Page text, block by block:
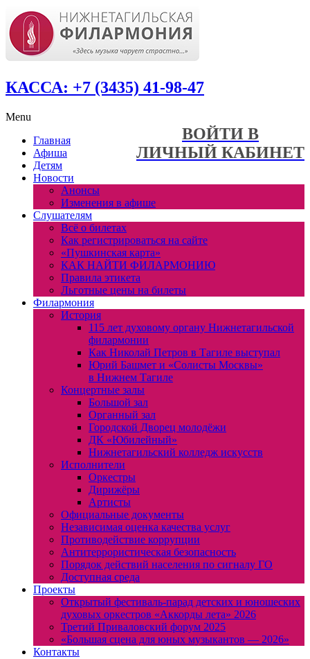
КАССА: +7 (3435) 41-98-47
ВОЙТИ В
ЛИЧНЫЙ КАБИНЕТ
Menu
Главная
Афиша
Детям
Новости
Анонсы
Изменения в афише
Слушателям
Всё о билетах
Как регистрироваться на сайте
«Пушкинская карта»
КАК НАЙТИ ФИЛАРМОНИЮ
Правила этикета
Льготные цены на билеты
Филармония
История
115 лет духовому органу Нижнетагильской
филармонии
Как Николай Петров в Тагиле выступал
Юрий Башмет и «Солисты Москвы»
в Нижнем Тагиле
Концертные залы
Большой зал
Органный зал
Городской Дворец молодёжи
ДК «Юбилейный»
Нижнетагильский колледж искусств
Исполнители
Оркестры
Дирижёры
Артисты
Официальные документы
Независимая оценка качества услуг
Противодействие коррупции
Антитеррористическая безопасность
Порядок действий населения по сигналу ГО
Доступная среда
Проекты
Открытый фестиваль-парад детских и юношеских
духовых оркестров «Аккорды лета» 2026
Третий Приваловский форум 2025
«Большая сцена для юных музыкантов — 2026»
Контакты